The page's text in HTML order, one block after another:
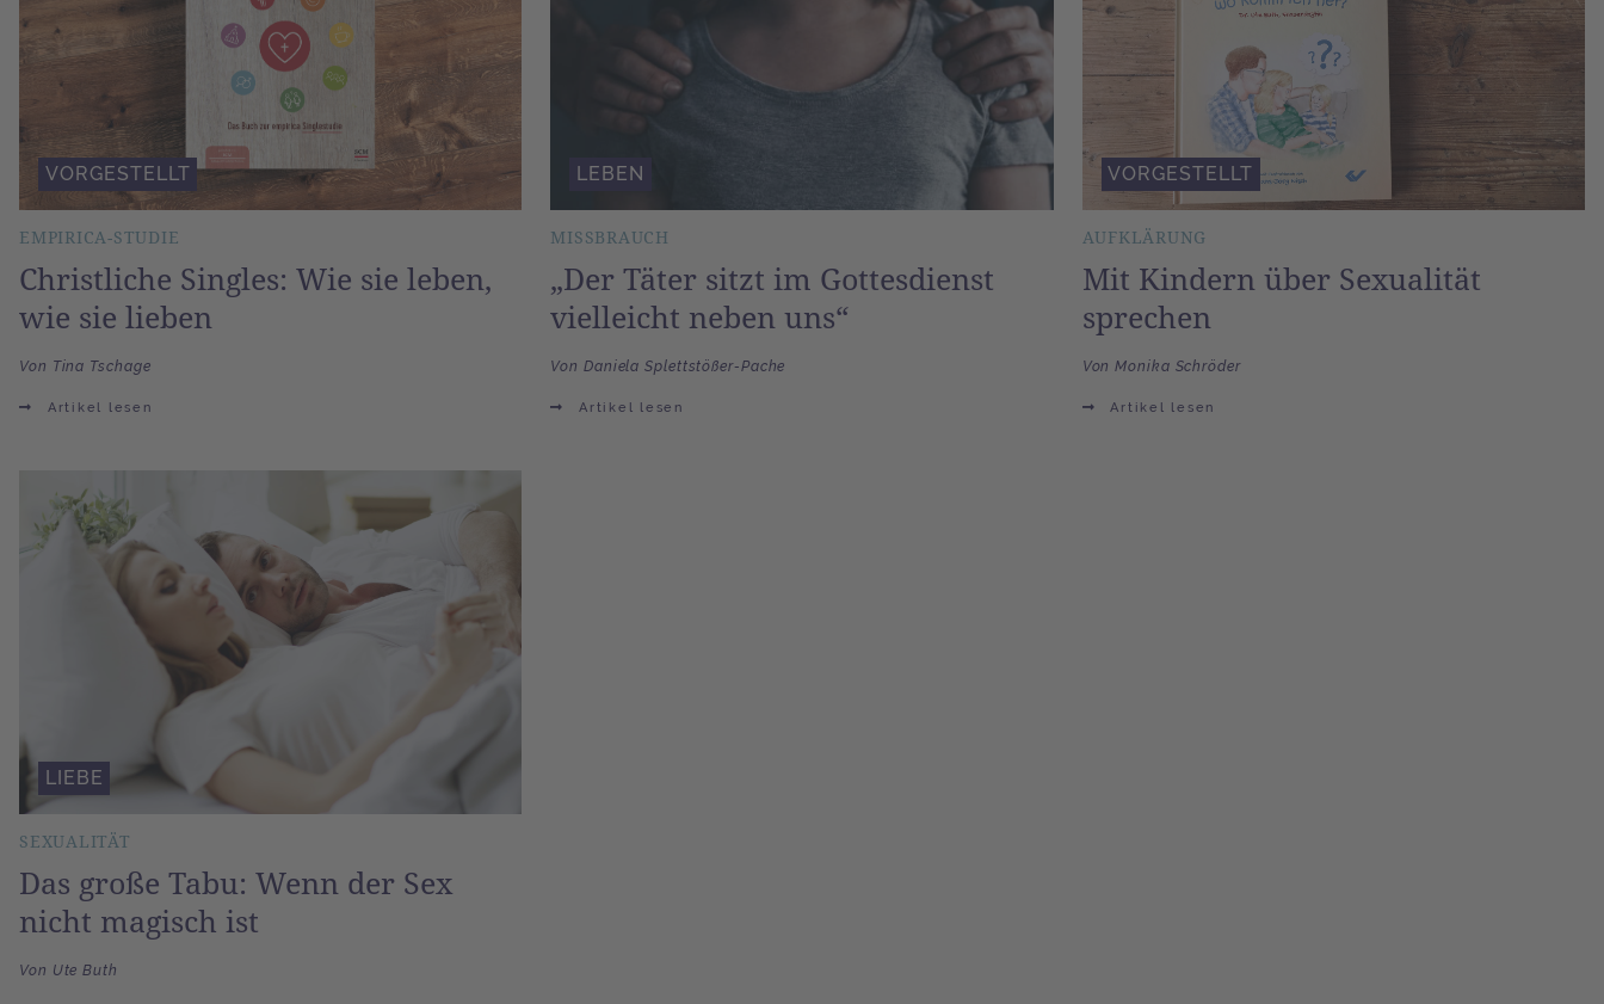
EMPIRICA-STUDIE
Christliche Singles: Wie sie leben,
wie sie lieben
Von Tina Tschage
Artikel lesen
VORGESTELLT
MISSBRAUCH
„Der Täter sitzt im Gottesdienst
vielleicht neben uns“
Von Daniela Splettstößer-Pache
Artikel lesen
LEBEN
AUFKLÄRUNG
Mit Kindern über Sexualität
sprechen
Von Monika Schröder
Artikel lesen
VORGESTELLT
SEXUALITÄT
Das große Tabu: Wenn der Sex
nicht magisch ist
Von Ute Buth
LIEBE